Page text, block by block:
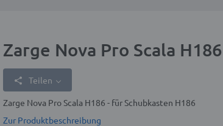
Zarge Nova Pro Scala
Teilen
Zarge Nova Pro Scala H186 - für Schubkasten H186
Zur Produktbeschreibung